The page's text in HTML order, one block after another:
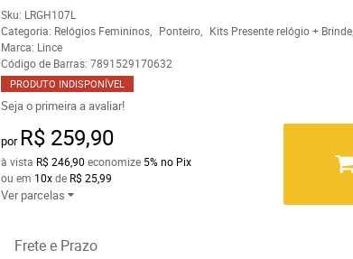
Sku: LRGH107L
Categoria: Relógios Femininos Ponteiro Kits Presente relógio + Brinde
Marca: Lince
Código de Barras: 7891529170632
PRODUTO INDISPONÍVEL
Seja o primeira a avaliar!
por R$ 259,90
à vista R$ 246,90 economize 5% no Pix
ou em 10xde R$ 25,99
Ver parcelas
Frete e Prazo